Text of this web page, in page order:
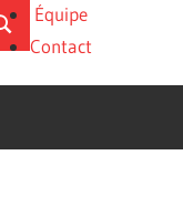
Search
Équipe
Contact